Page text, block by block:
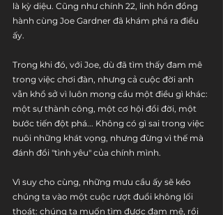
là kỳ diệu. Cũng như chính 22, linh hồn đồng
hành cùng Joe Gardner đã khám phá ra điều
ấy.
Trong khi đó, với Joe, dù đã tìm thấy đam mê
trong việc chơi đàn, nhưng cả cuộc đời anh
vẫn khổ sở vì luôn mong cầu một điều gì khác:
một sự thành công, một cơ hội đổi đời, một
bước tiến đột phá... Không có gì sai trong việc
nuôi những khát vọng, nhưng đừng vì thế mà
đánh đổi "tình yêu" của chính mình.
Vì suy cho cùng, những mưu cầu ấy sẽ kéo
chúng ta vào một cuộc rượt đuổi không lối
thoát: chúng ta muốn tìm được đam mê, rồi